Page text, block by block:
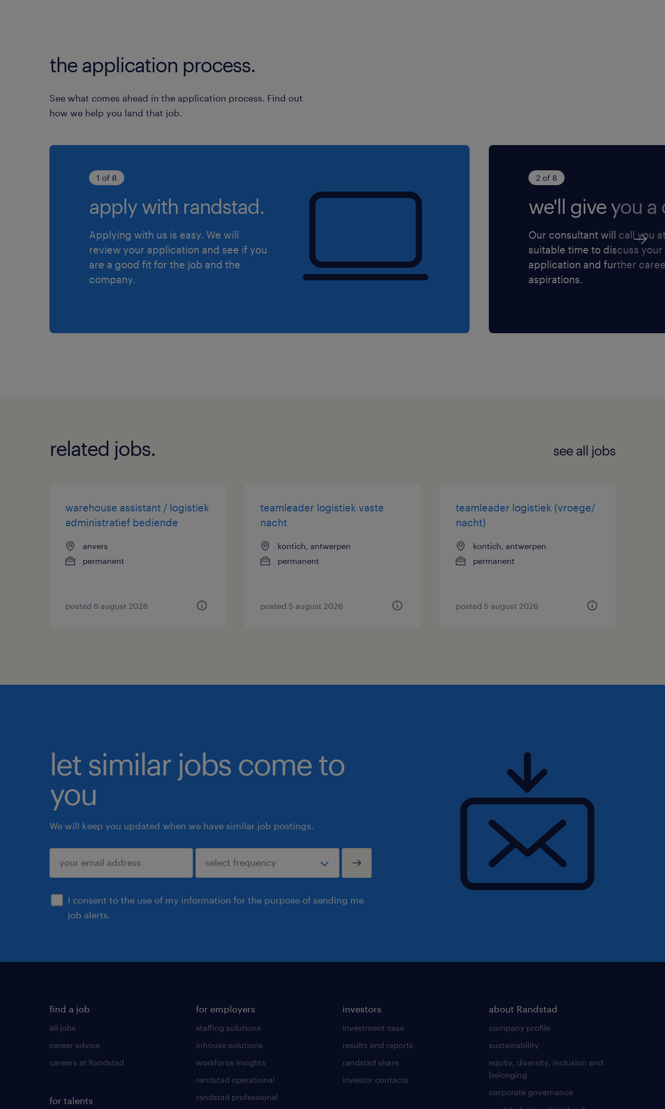
planningswerk zorg je voor een correcte en
the application process.
See what comes ahead in the application process. Find out
how we help you land that job.
1 of 8
apply with randstad.
Applying with us is easy. We will
review your application and see if you
are a good fit for the job and the
company.
2 of 8
we'll give you a
Our consultant will call you
suitable time to discuss your
application and further
aspirations.
related jobs. see all jobs
warehouse assistant / logistiek
administratief bediende
anvers
permanent
posted 6 august 2026
teamleader logistiek vaste
nacht
kontich, antwerpen
permanent
posted 5 august 2026
teamleader logistiek (vroege/
nacht)
kontich, antwerpen
permanent
posted 5 august 2026
let similar jobs come to
you
We will keep you updated when we have similar job postings.
I consent to the use of my information for the purpose of sending me
job alerts.
submit
find a job
all jobs
career advice
careers at Randstad
for talents
for employers
staffing solutions
inhouse solutions
workforce insights
randstad operational
randstad professional
investors
investment case
results and reports
randstad share
investor contacts
about Randstad
company profile
sustainability
equity, diversity, inclusion and
belonging
corporate governance